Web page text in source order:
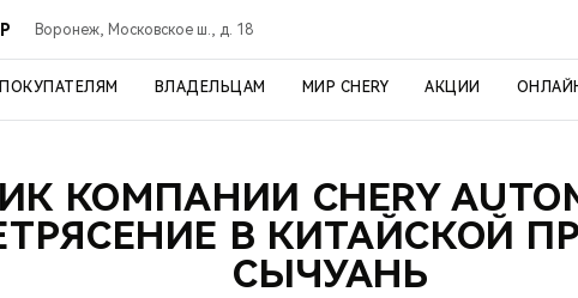
Воронеж, Московское ш., д. 18
ПОКУПАТЕЛЯМ ВЛАДЕЛЬЦАМ МИР CHERY АКЦИИ
КОМПАНИИ CHERY
В КИТАЙСКОЙ
СЫЧУАНЬ